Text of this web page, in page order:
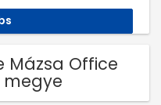
Mázsa Office
megye